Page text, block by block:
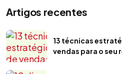
Artigos recentes
13 técnicas
vendas para o seu